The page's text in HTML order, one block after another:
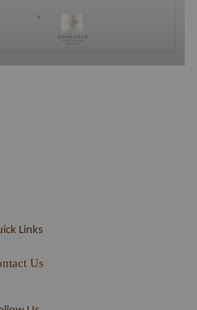
Links
Us